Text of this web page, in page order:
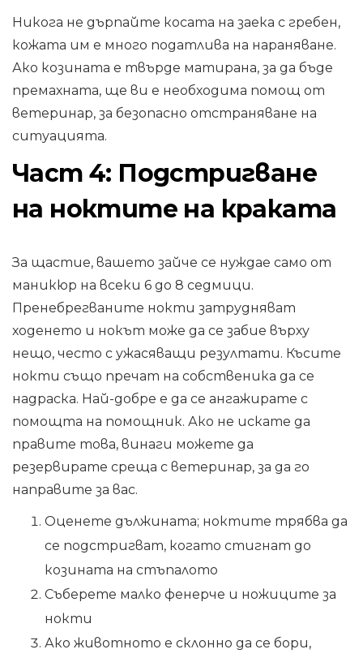
Никога не дърпайте косата на заека с гребен,
кожата им е много податлива на нараняване.
Ако козината е твърде матирана, за да бъде
премахната, ще ви е необходима помощ от
ветеринар, за безопасно отстраняване на
ситуацията.
Част 4: Подстригване
на ноктите на краката
За щастие, вашето зайче се нуждае само от
маникюр на всеки 6 до 8 седмици.
Пренебрегваните нокти затрудняват
ходенето и нокът може да се забие върху
нещо, често с ужасяващи резултати. Късите
нокти също пречат на собственика да се
надраска. Най-добре е да се ангажирате с
помощта на помощник. Ако не искате да
правите това, винаги можете да
резервирате среща с ветеринар, за да го
направите за вас.
Оценете дължината; ноктите трябва да
се подстригват, когато стигнат до
козината на стъпалото
Съберете малко фенерче и ножиците за
нокти
Ако животното е склонно да се бори,